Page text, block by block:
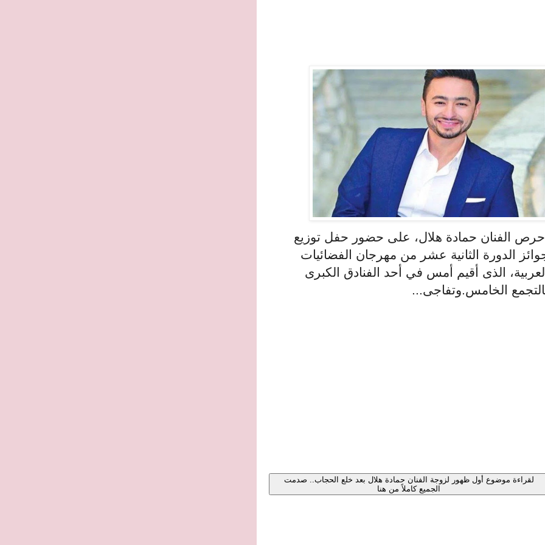
الفنان حمادة هلال، على حضور حفل توزيع
الدورة الثانية عشر من مهرجان الفضائيات
الذى أقيم أمس في أحد الفنادق الكبرى
الخامس.وتفاجى...
لقراءة موضوع أول ظهور لزوجة الفنان حمادة هلال بعد خلع الحجاب.. صدمت
الجميع كاملاً من هنا